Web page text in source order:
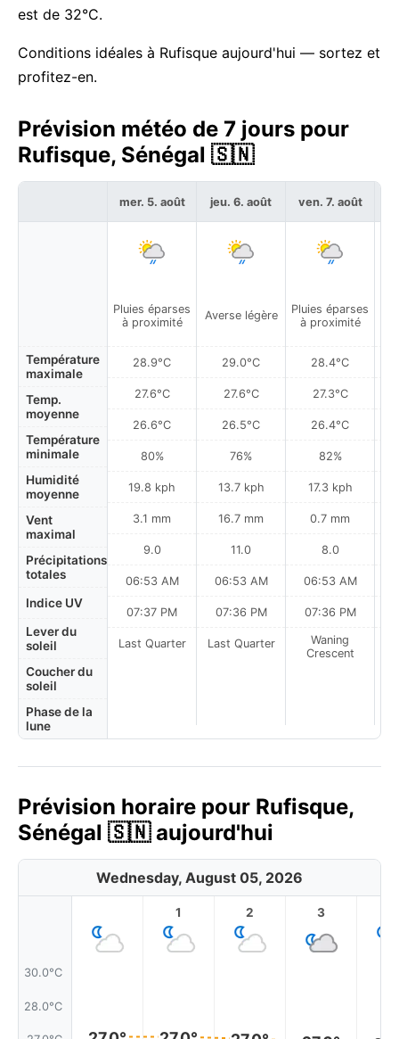
est de 32°C.
Conditions idéales à Rufisque aujourd'hui — sortez et
profitez-en.
Prévision météo de 7 jours pour
Rufisque, Sénégal 🇸🇳
Température
maximale
Temp.
moyenne
Température
minimale
Humidité
moyenne
Vent
maximal
Précipitations
totales
Indice UV
Lever du
soleil
Coucher du
soleil
Phase de la
lune
mer. 5. août
Pluies éparses
à proximité
28.9°C
27.6°C
26.6°C
80%
19.8 kph
3.1 mm
9.0
06:53 AM
07:37 PM
Last Quarter
jeu. 6. août
Averse légère
29.0°C
27.6°C
26.5°C
76%
13.7 kph
16.7 mm
11.0
06:53 AM
07:36 PM
Last Quarter
ven. 7. août
Pluies éparses
à proximité
28.4°C
27.3°C
26.4°C
82%
17.3 kph
0.7 mm
8.0
06:53 AM
07:36 PM
Waning
Crescent
Prévision horaire pour Rufisque,
Sénégal 🇸🇳 aujourd'hui
Wednesday, August 05, 2026
30.0°C
28.0°C
1 2 3